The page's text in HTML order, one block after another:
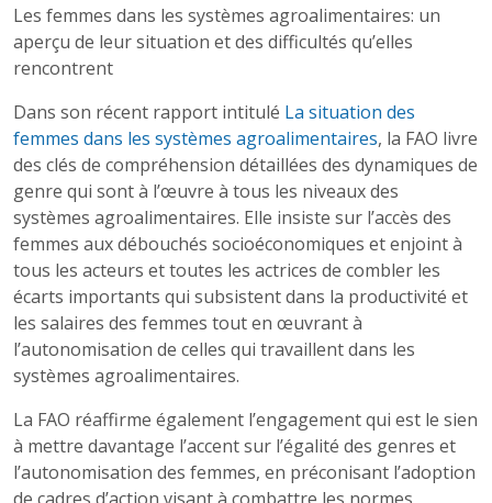
Les femmes dans les systèmes agroalimentaires: un
aperçu de leur situation et des difficultés qu’elles
rencontrent
Dans son récent rapport intitulé La situation des
femmes dans les systèmes agroalimentaires, la FAO livre
des clés de compréhension détaillées des dynamiques de
genre qui sont à l’œuvre à tous les niveaux des
systèmes agroalimentaires. Elle insiste sur l’accès des
femmes aux débouchés socioéconomiques et enjoint à
tous les acteurs et toutes les actrices de combler les
écarts importants qui subsistent dans la productivité et
les salaires des femmes tout en œuvrant à
l’autonomisation de celles qui travaillent dans les
systèmes agroalimentaires.
La FAO réaffirme également l’engagement qui est le sien
à mettre davantage l’accent sur l’égalité des genres et
l’autonomisation des femmes, en préconisant l’adoption